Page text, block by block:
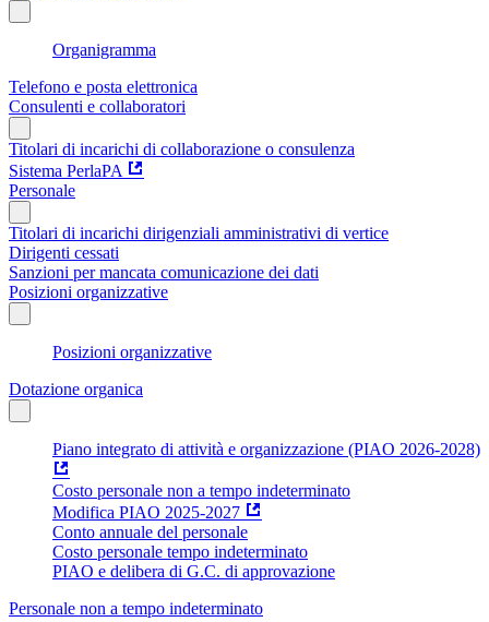
Organigramma
Telefono e posta elettronica
Consulenti e collaboratori
Titolari di incarichi di collaborazione o consulenza
Sistema PerlaPA
Personale
Titolari di incarichi dirigenziali amministrativi di vertice
Dirigenti cessati
Sanzioni per mancata comunicazione dei dati
Posizioni organizzative
Posizioni organizzative
Dotazione organica
Piano integrato di attività e organizzazione (PIAO 2026-2028)
Costo personale non a tempo indeterminato
Modifica PIAO 2025-2027
Conto annuale del personale
Costo personale tempo indeterminato
PIAO e delibera di G.C. di approvazione
Personale non a tempo indeterminato